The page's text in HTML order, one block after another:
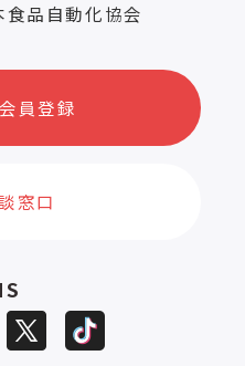
品自動化協会
員登録
窓口